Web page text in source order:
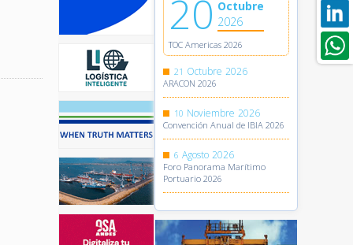
20 Octubre
2026
TOC Americas 2026
21 Octubre 2026
ARACON 2026
10 Noviembre 2026
Convención Anual de IBIA 2026
6 Agosto 2026
Foro Panorama Marítimo
Portuario 2026